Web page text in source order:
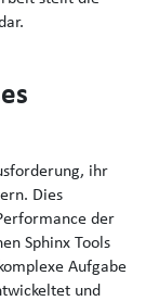
ihr
Dies
der
Sphinx Tools
Aufgabe
und